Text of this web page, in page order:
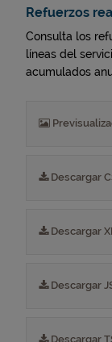
Refuerzos
Consulta los
líneas del
acumulados
Descargar
Descargar
Descargar
Descargar